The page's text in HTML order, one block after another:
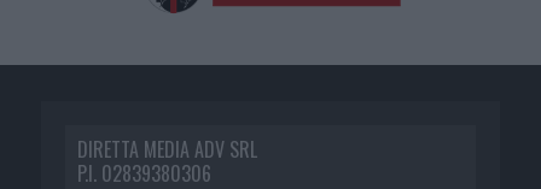
DIRETTA MEDIA ADV SRL
P.I. 02839380306